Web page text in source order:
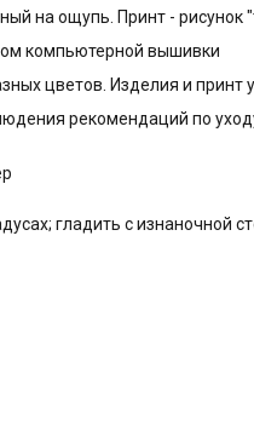
на ощупь. Принт - рисунок
компьютерной вышивки
цветов. Изделия и принт
рекомендаций по
гладить с изнаночной